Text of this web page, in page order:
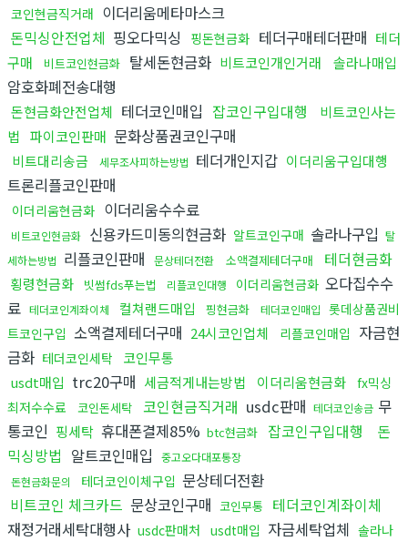
코인현금직거래 이더리움메타마스크
돈믹싱안전업체 핑오다믹싱 핑돈현금화 테더구매테더판매 테더
구매
비트코인현금화 탈세돈현금화 비트코인개인거래 솔라나매입
암호화폐전송대행
돈현금화안전업체 테더코인매입 잡코인구입대행
비트코인사는
법 파이코인판매 문화상품권코인구매
비트대리송금 세무조사피하는방법 테더개인지갑 이더리움구입대행
트론리플코인판매
이더리움현금화 이더리움수수료
비트코인현금화 신용카드미동의현금화 알트코인구매 솔라나구입 탈
세하는방법 리플코인판매 문상테더전환 소액결제테더구매 테더현금화
횡령현금화 빗썸fds푸는법 리플코인대행 이더리움현금화 오다집수수
료 테더코인계좌이체 컬쳐랜드매입 핑현금화 테더코인매입 롯데상품권비
트코인구입 소액결제테더구매 24시코인업체 리플코인매입 자금현
금화 테더코인세탁
코인무통
usdt매입 trc20구매 세금적게내는방법 이더리움현금화 fx믹싱
최저수수료
코인돈세탁 코인현금직거래 usdc판매 테더코인송금 무
통코인 핑세탁 휴대폰결제85% btc현금화 잡코인구입대행
돈
믹싱방법 알트코인매입
중고오다대포통장
돈현금화문의
테더코인이체구입 문상테더전환
비트코인 체크카드 문상코인구매 코인무통
테더코인계좌이체
재정거래세탁대행사 usdc판매처 usdt매입 자금세탁업체 솔라나